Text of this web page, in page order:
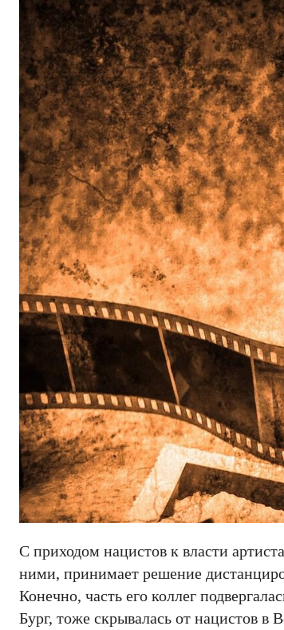
С приходом нацистов к власти
ними, принимает решение
Конечно, часть его коллег
Бург, тоже скрывалась от нацистов в